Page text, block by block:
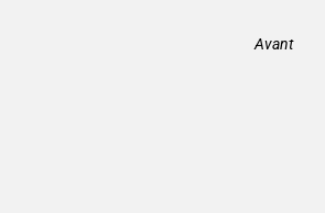
Avant